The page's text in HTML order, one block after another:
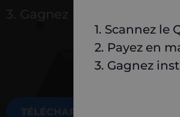
TÉLÉCHARGEZ MAINTENANT
1. Scannez le
2. Payez en
3. Gagnez